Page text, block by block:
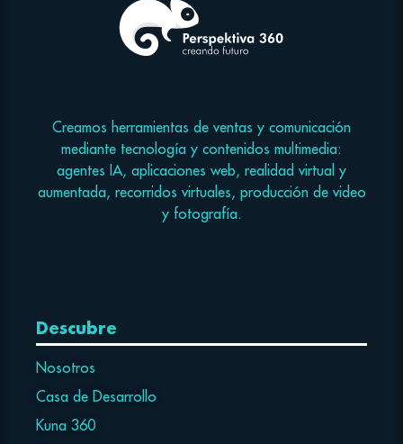
Creamos herramientas de ventas y comunicación
mediante tecnología y contenidos multimedia:
agentes IA, aplicaciones web, realidad virtual y
aumentada, recorridos virtuales, producción de video
y fotografía.
Descubre
Nosotros
Casa de Desarrollo
Kuna 360